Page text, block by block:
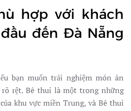
hợp với khách
đến Đà Nẵng
bạn muốn trải nghiệm món ăn
rệt. Bê thui là một trong những
khu vực miền Trung, và Bê thui